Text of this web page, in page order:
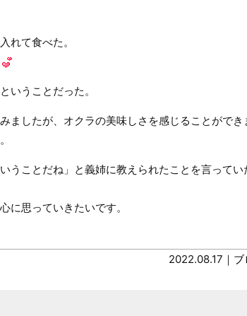
れて食べた。
いうことだった。
したが、オクラの美味しさを感じることができ
ことだね」と義姉に教えられたことを言ってい
に思っていきたいです。
2022.08.17｜ ブ